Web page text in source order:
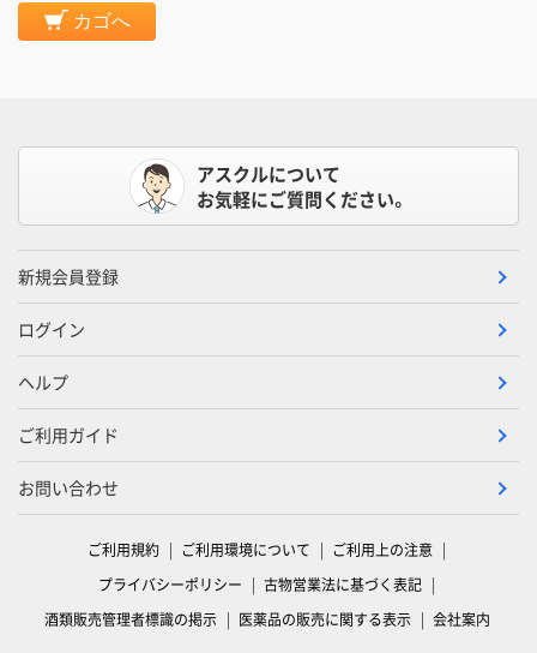
カゴへ
アスクルについて
お気軽にご質問ください。
新規会員登録
ログイン
ヘルプ
ご利用ガイド
お問い合わせ
ご利用規約 ご利用環境について
ご利用上の注意
プライバシーポリシー
古物営業法に基づく表記
酒類販売管理者標識の掲示
医薬品の販売に関する表示 会社案内